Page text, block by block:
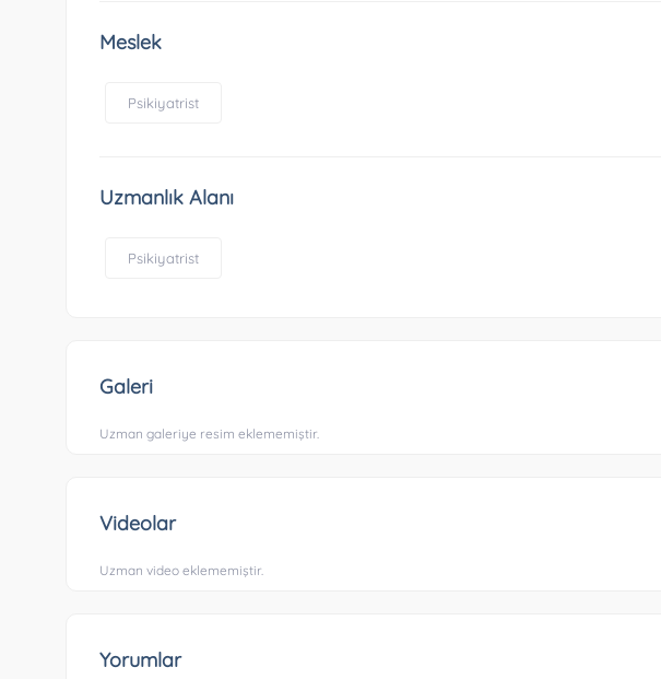
Meslek
Psikiyatrist
Uzmanlık Alanı
Psikiyatrist
Galeri
Uzman galeriye resim eklememiştir.
Videolar
Uzman video eklememiştir.
Yorumlar